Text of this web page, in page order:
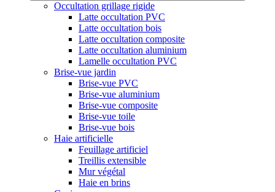
Occultation grillage rigide
Latte occultation PVC
Latte occultation bois
Latte occultation composite
Latte occultation aluminium
Lamelle occultation PVC
Brise-vue jardin
Brise-vue PVC
Brise-vue aluminium
Brise-vue composite
Brise-vue toile
Brise-vue bois
Haie artificielle
Feuillage artificiel
Treillis extensible
Mur végétal
Haie en brins